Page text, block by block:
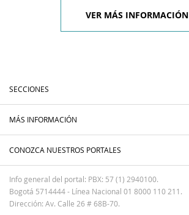
VER MÁS INFORMACIÓN
SECCIONES
MÁS INFORMACIÓN
CONOZCA NUESTROS PORTALES
Info general del portal: PBX: 57 (1) 2940100.
Bogotá 5714444 - Línea Nacional 01 8000 110 211.
Dirección: Av. Calle 26 # 68B-70.